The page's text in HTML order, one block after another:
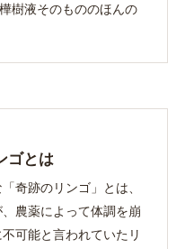
樹液そのもののほんの
ゴとは
奇跡のリンゴ」とは、
農薬によって体調を崩
可能と言われていたリ